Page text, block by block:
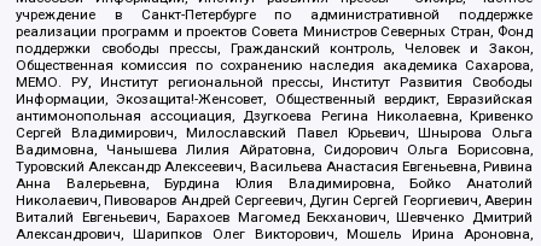
учреждение в Санкт-Петербурге по административной поддержке
реализации программ и проектов Совета Министров Северных Стран, Фонд
поддержки свободы прессы, Гражданский контроль, Человек и Закон,
Общественная комиссия по сохранению наследия академика Сахарова,
МЕМО. РУ, Институт региональной прессы, Институт Развития Свободы
Информации, Экозащита!-Женсовет, Общественный вердикт, Евразийская
антимонопольная ассоциация, Дзугкоева Регина Николаевна, Кривенко
Сергей Владимирович, Милославский Павел Юрьевич, Шнырова Ольга
Вадимовна, Чанышева Лилия Айратовна, Сидорович Ольга Борисовна,
Туровский Александр Алексеевич, Васильева Анастасия Евгеньевна, Ривина
Анна Валерьевна, Бурдина Юлия Владимировна, Бойко Анатолий
Николаевич, Пивоваров Андрей Сергеевич, Дугин Сергей Георгиевич, Аверин
Виталий Евгеньевич, Барахоев Магомед Бекханович, Шевченко Дмитрий
Александрович, Шарипков Олег Викторович, Мошель Ирина Ароновна,